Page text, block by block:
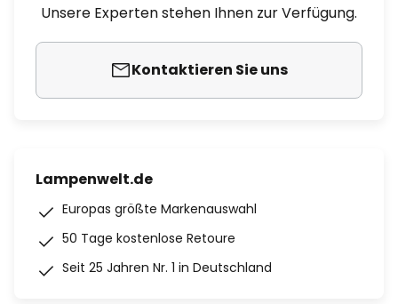
Unsere Experten stehen Ihnen zur Verfügung.
Kontaktieren Sie uns
Lampenwelt.de
Europas größte Markenauswahl
50 Tage kostenlose Retoure
Seit 25 Jahren Nr. 1 in Deutschland